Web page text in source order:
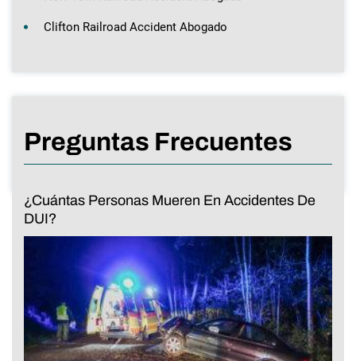
Clifton Railroad Accident Abogado
Preguntas Frecuentes
¿Cuántas Personas Mueren En Accidentes De
DUI?